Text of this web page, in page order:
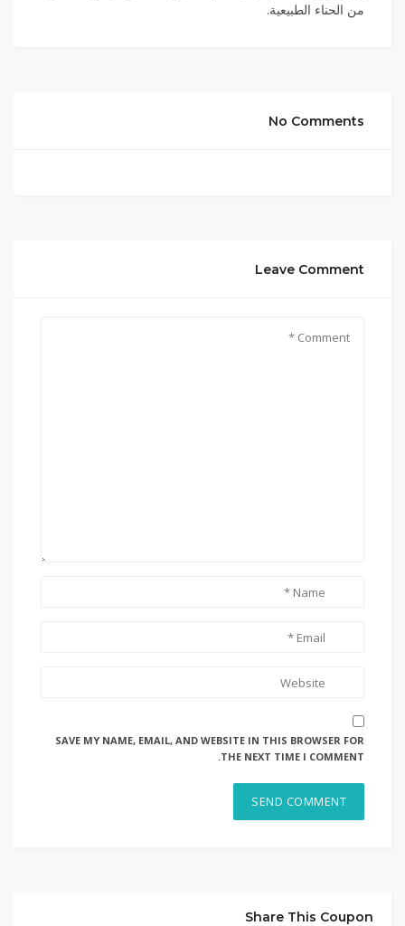
من الحناء الطبيعية.
No Comments
Leave Comment
SAVE MY NAME, EMAIL, AND WEBSITE IN THIS BROWSER FOR
THE NEXT TIME I COMMENT.
Share This Coupon